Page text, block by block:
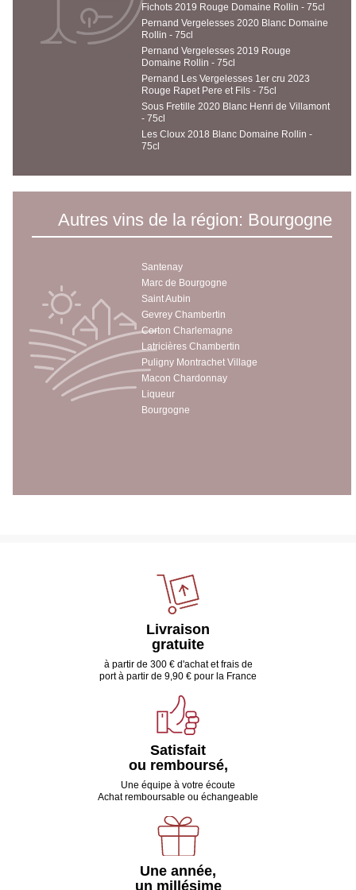
Fichots 2019 Rouge Domaine Rollin - 75cl
Pernand Vergelesses 2020 Blanc Domaine
Rollin - 75cl
Pernand Vergelesses 2019 Rouge
Domaine Rollin - 75cl
Pernand Les Vergelesses 1er cru 2023
Rouge Rapet Pere et Fils - 75cl
Sous Fretille 2020 Blanc Henri de Villamont
- 75cl
Les Cloux 2018 Blanc Domaine Rollin -
75cl
Autres vins de la région: Bourgogne
Santenay
Marc de Bourgogne
Saint Aubin
Gevrey Chambertin
Corton Charlemagne
Latricières Chambertin
Puligny Montrachet Village
Macon Chardonnay
Liqueur
Bourgogne
Livraison
gratuite
à partir de 300 € d'achat et frais de
port à partir de 9,90 € pour la France
Satisfait
ou remboursé,
Une équipe à votre écoute
Achat remboursable ou échangeable
Une année,
un millésime